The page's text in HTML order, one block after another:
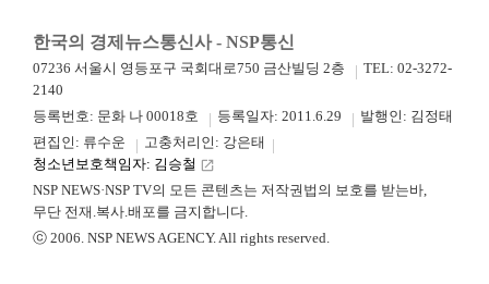
한국의 경제뉴스통신사 - NSP통신
07236 서울시 영등포구 국회대로750 금산빌딩 2층
TEL: 02-3272-
2140
등록번호: 문화 나 00018호
등록일자: 2011.6.29
발행인: 김정태
편집인: 류수운
고충처리인: 강은태
청소년보호책임자: 김승철 launch
NSP NEWS·NSP TV의 모든 콘텐츠는 저작권법의 보호를 받는바,
무단 전재.복사.배포를 금지합니다.
ⓒ 2006. NSP NEWS AGENCY. All rights reserved.